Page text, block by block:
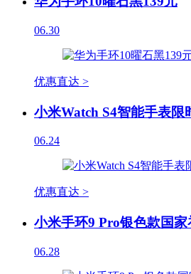
06.30
优惠直达 >
小米Watch S4智能手表限
06.24
优惠直达 >
小米手环9 Pro银色款国
06.28